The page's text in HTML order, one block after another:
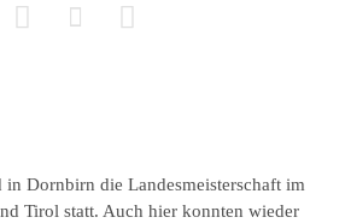
  
in Dornbirn die Landesmeisterschaft im
Tirol statt. Auch hier konnten wieder